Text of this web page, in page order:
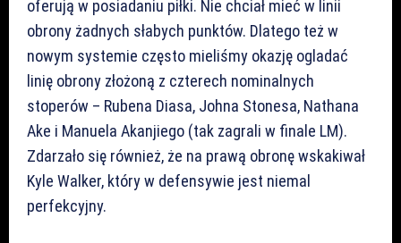
oferują w posiadaniu piłki. Nie chciał mieć w linii
obrony żadnych słabych punktów. Dlatego też w
nowym systemie często mieliśmy okazję ogladać
linię obrony złożoną z czterech nominalnych
stoperów – Rubena Diasa, Johna Stonesa, Nathana
Ake i Manuela Akanjiego (tak zagrali w finale LM).
Zdarzało się również, że na prawą obronę wskakiwał
Kyle Walker, który w defensywie jest niemal
perfekcyjny.